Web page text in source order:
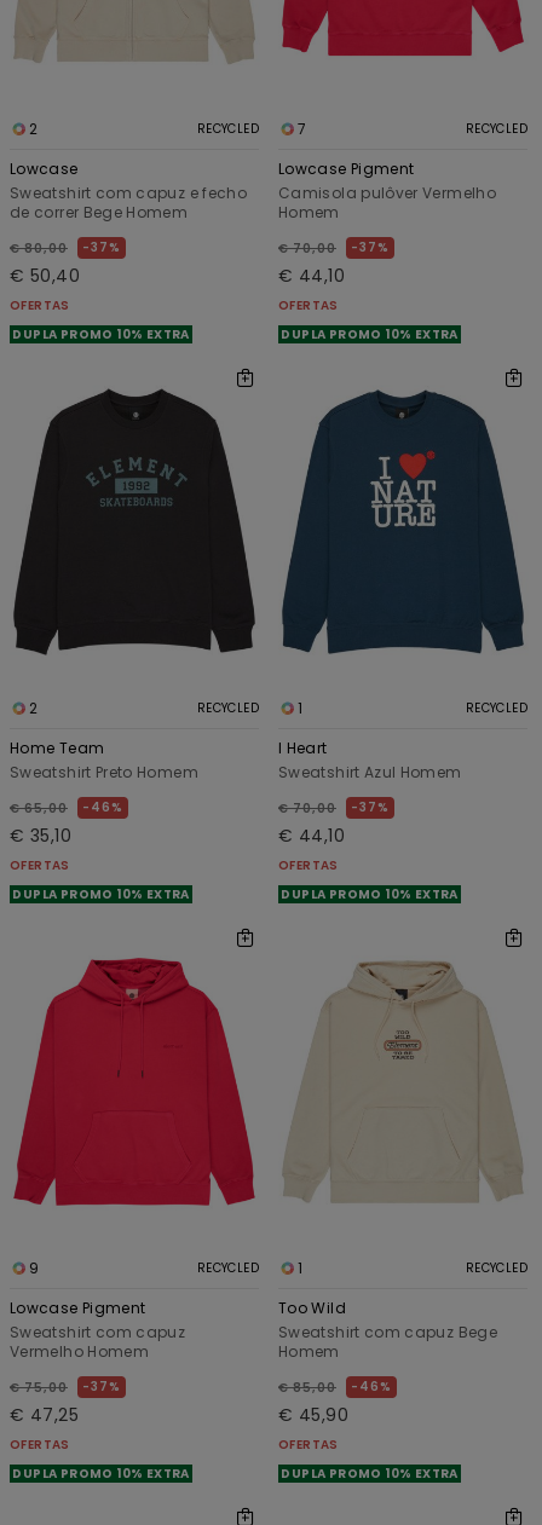
2 RECYCLED
Lowcase
Sweatshirt com capuz e fecho
de correr Bege Homem
€ 80,00 37%
€ 50,40
OFERTAS
DUPLA PROMO 10% EXTRA
7 RECYCLED
Lowcase Pigment
Camisola pulôver Vermelho
Homem
€ 70,00 37%
€ 44,10
OFERTAS
DUPLA PROMO 10% EXTRA
2 RECYCLED
Home Team
Sweatshirt Preto Homem
€ 65,00 46%
€ 35,10
OFERTAS
DUPLA PROMO 10% EXTRA
1 RECYCLED
I Heart
Sweatshirt Azul Homem
€ 70,00 37%
€ 44,10
OFERTAS
DUPLA PROMO 10% EXTRA
9 RECYCLED
Lowcase Pigment
Sweatshirt com capuz
Vermelho Homem
€ 75,00 37%
€ 47,25
OFERTAS
DUPLA PROMO 10% EXTRA
1 RECYCLED
Too Wild
Sweatshirt com capuz Bege
Homem
€ 85,00 46%
€ 45,90
OFERTAS
DUPLA PROMO 10% EXTRA